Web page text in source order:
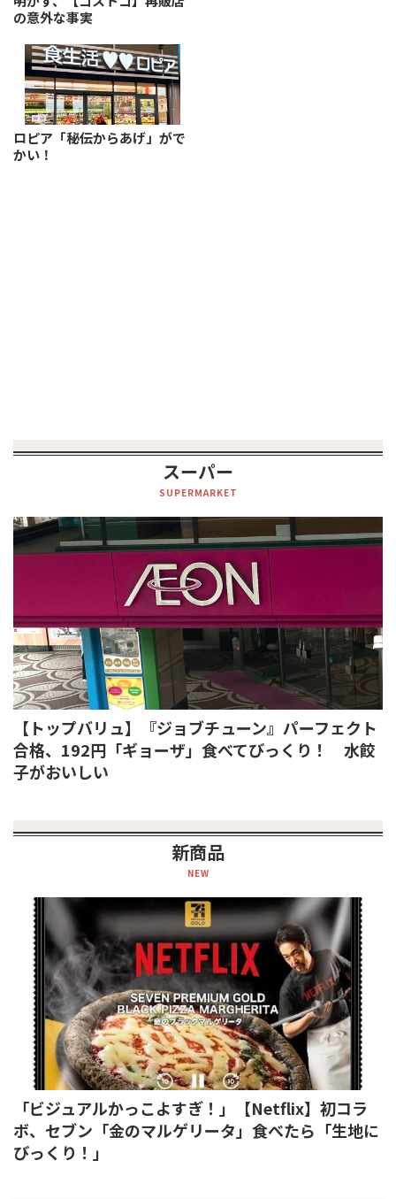
の意外な事実
ロピア「秘伝からあげ」がで
かい！
スーパー
SUPERMARKET
【トップバリュ】『ジョブチューン』パーフェクト
合格、192円「ギョーザ」食べてびっくり！ 水餃
子がおいしい
新商品
NEW
「ビジュアルかっこよすぎ！」【Netflix】初コラ
ボ、セブン「金のマルゲリータ」食べたら「生地に
びっくり！」